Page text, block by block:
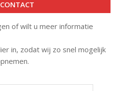
CONTACT
of wilt u meer informatie
in, zodat wij zo snel mogelijk